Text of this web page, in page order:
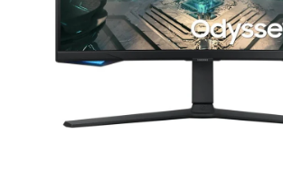
Accesorii Laptop
Docking stations
Genti Laptop
Incarcatoare laptop refurbished
Standuri și Coolere Laptop